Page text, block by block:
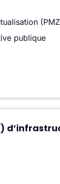
publique